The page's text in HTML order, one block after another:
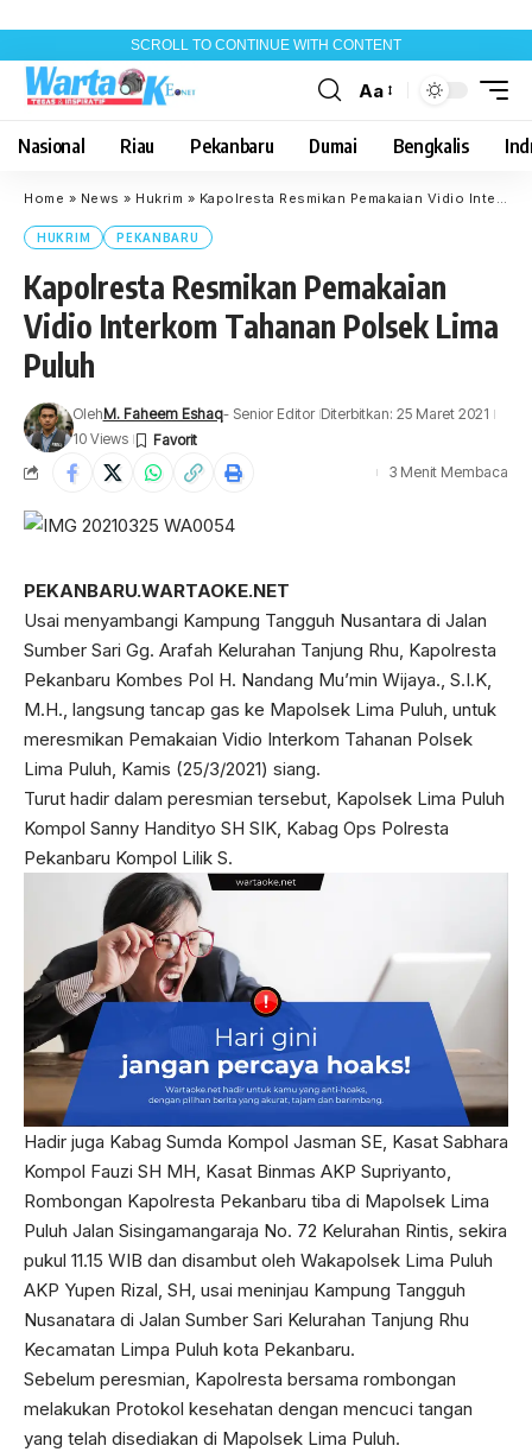
SCROLL TO CONTINUE WITH CONTENT
Font
Aa
Nasional Riau Pekanbaru Dumai Bengkalis
Home » News » Hukrim » Kapolresta Resmikan Pemakaian Vidio Interkom Tahanan Polsek Lima Puluh
HUKRIM PEKANBARU
Kapolresta Resmikan Pemakaian
Vidio Interkom Tahanan Polsek Lima
Puluh
OlehM. Faheem Eshaq- Senior Editor Diterbitkan: 25 Maret 2021
10 Views
3 Menit Membaca
PEKANBARU.WARTAOKE.NET
Usai menyambangi Kampung Tangguh Nusantara di Jalan
Sumber Sari Gg. Arafah Kelurahan Tanjung Rhu, Kapolresta
Pekanbaru Kombes Pol H. Nandang Mu’min Wijaya., S.I.K,
M.H., langsung tancap gas ke Mapolsek Lima Puluh, untuk
meresmikan Pemakaian Vidio Interkom Tahanan Polsek
Lima Puluh, Kamis (25/3/2021) siang.
Turut hadir dalam peresmian tersebut, Kapolsek Lima Puluh
Kompol Sanny Handityo SH SIK, Kabag Ops Polresta
Pekanbaru Kompol Lilik S.
Hadir juga Kabag Sumda Kompol Jasman SE, Kasat Sabhara
Kompol Fauzi SH MH, Kasat Binmas AKP Supriyanto,
Rombongan Kapolresta Pekanbaru tiba di Mapolsek Lima
Puluh Jalan Sisingamangaraja No. 72 Kelurahan Rintis, sekira
pukul 11.15 WIB dan disambut oleh Wakapolsek Lima Puluh
AKP Yupen Rizal, SH, usai meninjau Kampung Tangguh
Nusanatara di Jalan Sumber Sari Kelurahan Tanjung Rhu
Kecamatan Limpa Puluh kota Pekanbaru.
Sebelum peresmian, Kapolresta bersama rombongan
melakukan Protokol kesehatan dengan mencuci tangan
yang telah disediakan di Mapolsek Lima Puluh.